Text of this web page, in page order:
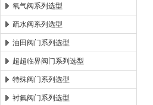
氧气阀系列选型
疏水阀系列选型
油田阀门系列选型
超超临界阀门系列选型
特殊阀门系列选型
衬氟阀门系列选型